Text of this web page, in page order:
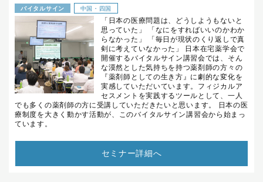
バイタルサイン 中国・四国
「日本の医療問題は、どうしようもないと
思っていた」 「なにをすればいいのかわか
らなかった」 「毎日が現状のくり返しで真
剣に考えていなかった」 日本在宅薬学会で
開催するバイタルサイン講習会では、そん
な漠然とした気持ちを持つ薬剤師の方々の
『薬剤師としての生き方』に劇的な変化を
実感していただいています。フィジカルア
セスメントを実践するツールとして、一人
でも多くの薬剤師の方に受講していただきたいと思います。 日本の医
療制度を大きく動かす活動が、このバイタルサイン講習会から始まっ
ています。
セミナー詳細へ